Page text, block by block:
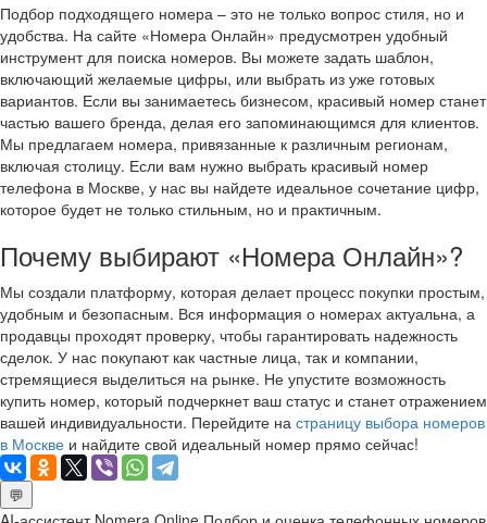
Подбор подходящего номера – это не только вопрос стиля, но и
удобства. На сайте «Номера Онлайн» предусмотрен удобный
инструмент для поиска номеров. Вы можете задать шаблон,
включающий желаемые цифры, или выбрать из уже готовых
вариантов. Если вы занимаетесь бизнесом, красивый номер станет
частью вашего бренда, делая его запоминающимся для клиентов.
Мы предлагаем номера, привязанные к различным регионам,
включая столицу. Если вам нужно выбрать красивый номер
телефона в Москве, у нас вы найдете идеальное сочетание цифр,
которое будет не только стильным, но и практичным.
Почему выбирают «Номера Онлайн»?
Мы создали платформу, которая делает процесс покупки простым,
удобным и безопасным. Вся информация о номерах актуальна, а
продавцы проходят проверку, чтобы гарантировать надежность
сделок. У нас покупают как частные лица, так и компании,
стремящиеся выделиться на рынке. Не упустите возможность
купить номер, который подчеркнет ваш статус и станет отражением
вашей индивидуальности. Перейдите на страницу выбора номеров
в Москве и найдите свой идеальный номер прямо сейчас!
💬